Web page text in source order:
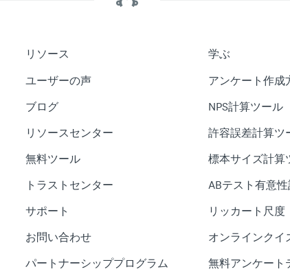
リソース
ユーザーの声
ブログ
リソースセンター
無料ツール
トラストセンター
サポート
お問い合わせ
パートナーシッププログラム
学ぶ
アンケート作成
NPS計算ツール
許容誤差計算ツ
標本サイズ計算
ABテスト有意
リッカート尺度
オンラインクイ
無料アンケート